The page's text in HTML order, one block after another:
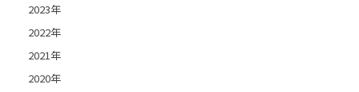
2023年
2022年
2021年
2020年